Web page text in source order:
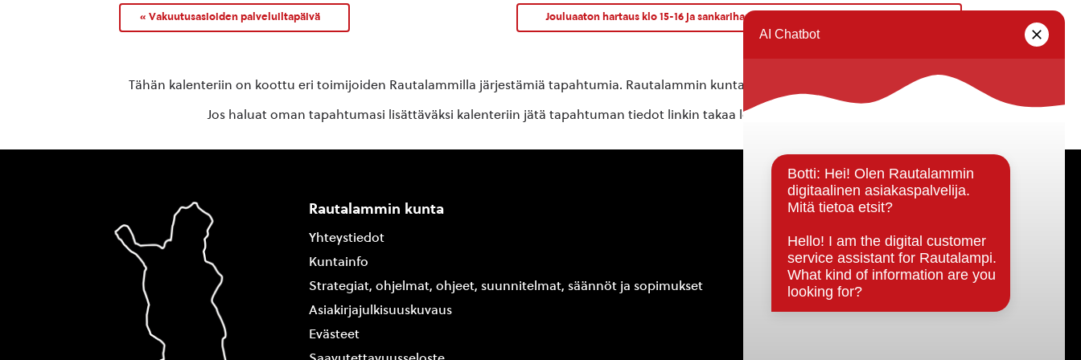
« Vakuutusasioiden palveluiltapäivä Jouluaaton hartaus klo 15-16 ja sankarihautojen kunniavartiosto klo 14.30-16.30.
Tähän kalenteriin on koottu eri toimijoiden Rautalammilla järjestämiä tapahtumia. Rautalammin kunta ei vastaa tietojen oikeellisuudesta.
Jos haluat oman tapahtumasi lisättäväksi kalenteriin jätä tapahtuman tiedot linkin takaa löytyvällä
Rautalammin kunta
Yhteystiedot
Kuntainfo
Strategiat, ohjelmat, ohjeet, suunnitelmat, säännöt ja sopimukset
Asiakirjajulkisuuskuvaus
Evästeet
Päätöksenteko ja lähidemokratia
Päätökset, esityslistat & pöytäkirjat
Hallinto
Kunnanhallitus
Kunnanvaltuusto